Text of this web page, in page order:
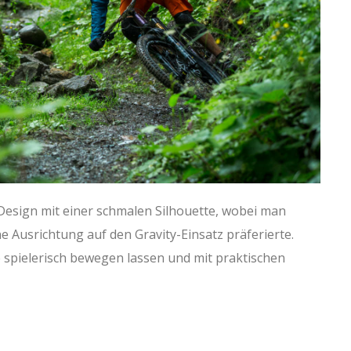
mit einer schmalen Silhouette, wobei man
Ausrichtung auf den Gravity-Einsatz präferierte.
bewegen lassen und mit praktischen